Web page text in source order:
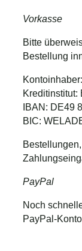
Vorkasse
Bitte
Bestellung
Kreditinstitut:
IBAN: DE49
BIC:
PayPal
Noch
PayPal-